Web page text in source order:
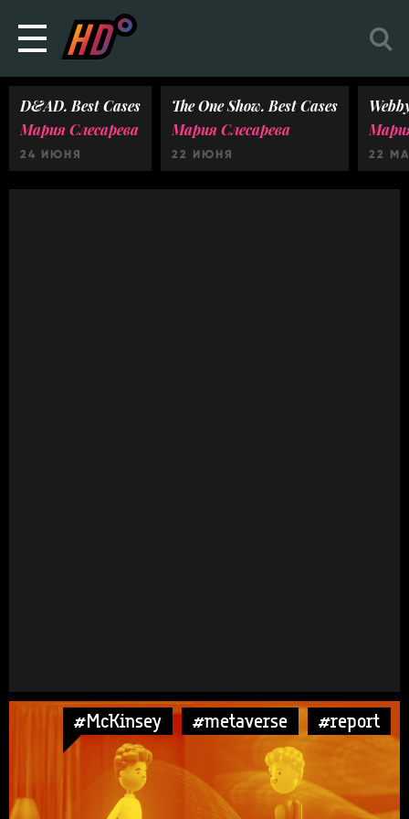
D&AD. Best Cases
Мария Слесарева
24 ИЮНЯ
The One Show. Best Cases
Мария Слесарева
22 ИЮНЯ 22
#McKinsey #metaverse #report